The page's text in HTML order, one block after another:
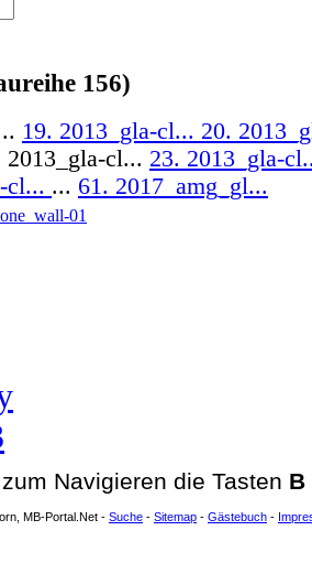
156)
19. 2013_gla-cl... 20.
2013_gla-cl... 23. 2013_gla-
cl... ... 61. 2017_amg_gl...
Navigieren die Tasten B
MB-Portal.Net - Suche - Sitemap - Gästebuch -